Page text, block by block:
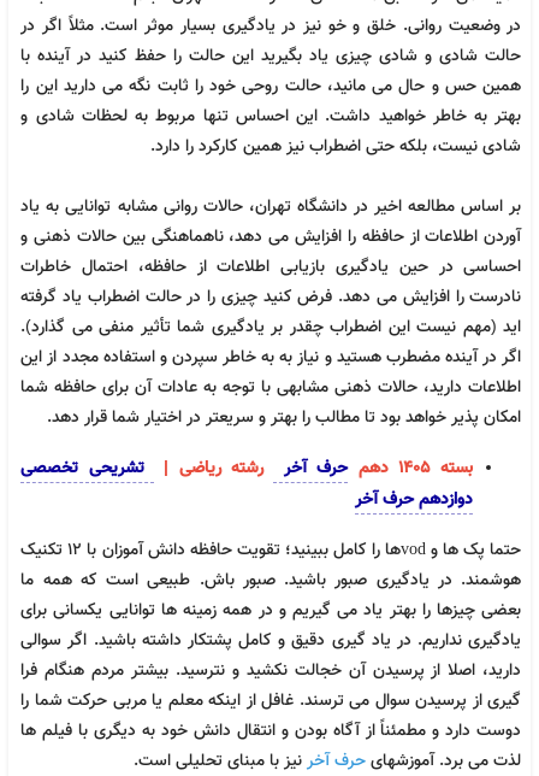
شیمی حرف آخر پنج ستاره تستی کنکوری | آپدیت 1405
جدید
2,464,000تومان
در وضعیت روانی. خلق و خو نیز در یادگیری بسیار موثر است. مثلاً اگر در
حالت شادی و شادی چیزی یاد بگیرید این حالت را حفظ کنید در آینده با
همین حس و حال می مانید، حالت روحی خود را ثابت نگه می دارید این را
بهتر به خاطر خواهید داشت. این احساس تنها مربوط به لحظات شادی و
شادی نیست، بلکه حتی اضطراب نیز همین کارکرد را دارد.
بر اساس مطالعه اخیر در دانشگاه تهران، حالات روانی مشابه توانایی به یاد
آوردن اطلاعات از حافظه را افزایش می دهد، ناهماهنگی بین حالات ذهنی و
احساسی در حین یادگیری بازیابی اطلاعات از حافظه، احتمال خاطرات
نادرست را افزایش می دهد. فرض کنید چیزی را در حالت اضطراب یاد گرفته
اید (مهم نیست این اضطراب چقدر بر یادگیری شما تأثیر منفی می گذارد).
اگر در آینده مضطرب هستید و نیاز به به خاطر سپردن و استفاده مجدد از این
اطلاعات دارید، حالات ذهنی مشابهی با توجه به عادات آن برای حافظه شما
امکان پذیر خواهد بود تا مطالب را بهتر و سریعتر در اختیار شما قرار دهد.
بسته 1405 دهم
حرف آخر رشته ریاضی |
تشریحی تخصصی
دوازدهم حرف آخر
حتما پک ها و vod
ها را کامل ببینید؛ تقویت حافظه دانش آموزان با 12 تکنیک
هوشمند. در یادگیری صبور باشید. صبور باش. طبیعی است که همه ما
بعضی چیزها را بهتر یاد می گیریم و در همه زمینه ها توانایی یکسانی برای
یادگیری نداریم. در یاد گیری دقیق و کامل پشتکار داشته باشید. اگر سوالی
دارید، اصلا از پرسیدن آن خجالت نکشید و نترسید. بیشتر مردم هنگام فرا
گیری از پرسیدن سوال می ترسند. غافل از اینکه معلم یا مربی حرکت شما را
دوست دارد و مطمئناً از آگاه بودن و انتقال دانش خود به دیگری با فیلم ها
لذت می برد. آموزشهایحرف آخرنیز با مبنای تحلیلی است.